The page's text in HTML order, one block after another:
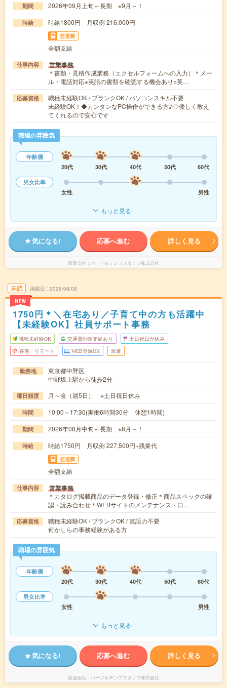
期間 2026年09月上旬～長期 ※9月～！
時給 時給1800円 月収例 216,000円
交通費
全額支給
仕事内容 営業事務
＊書類・見積作成業務（エクセルフォームへの入力）＊メー
ル・電話対応※英語の書類を確認する機会あり○英…
応募資格
職種未経験OK / ブランクOK / パソコンスキル不要
未経験OK！◆カンタンなPC操作ができる方♪◇優しく教え
てくれるので安心です
職場の雰囲気
年齢層
20代
30代 40代 50代
60代
男女比率
女性
男性
もっと見る
気になる! 応募へ進む 詳しく見る
派遣会社 パーソルテンプスタッフ株式会社
未読
NEW
掲載日 2026/08/08
1750円＊＼在宅あり／子育て中の方も活躍中
【未経験OK】社員サポート事務
職種未経験OK 交通費別途支給あり 土日祝日が休み
在宅・リモート WEB登録OK 派遣
勤務地
東京都中野区
中野坂上駅から徒歩2分
曜日頻度 月～金（週5日） ※土日祝日休み
時間 10:00～17:30(実働6時間30分 休憩1時間)
期間 2026年08月中旬～長期 ※8月～！
時給 時給1750円 月収例 227,500円+残業代
交通費
全額支給
仕事内容 営業事務
＊カタログ掲載商品のデータ登録・修正＊商品スペックの確
認・読み合わせ＊WEBサイトのメンテナンス・口…
応募資格
職種未経験OK / ブランクOK / 英語力不要
何かしらの事務経験がある方
職場の雰囲気
年齢層
20代
30代 40代 50代
60代
男女比率
女性
男性
もっと見る
気になる! 応募へ進む 詳しく見る
派遣会社 パーソルテンプスタッフ株式会社